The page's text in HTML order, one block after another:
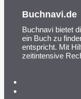
Buchnavi.de
Buchnavi bietet
ein Buch zu
entspricht. Mit
zeitintensive